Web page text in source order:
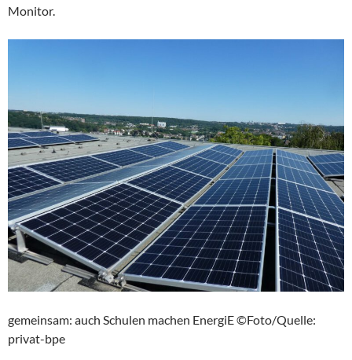
Monitor.
gemeinsam: auch Schulen machen EnergiE ©Foto/Quelle:
privat-bpe